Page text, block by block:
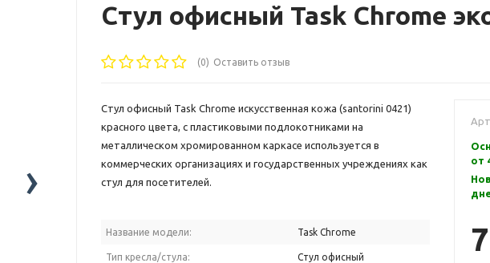
›
Стул офисный Task Chrome
(0) Оставить отзыв
Стул офисный Task Chrome искусственная кожа (santorini 0421)
красного цвета, с пластиковыми подлокотниками на
металлическом хромированном каркасе используется в
коммерческих организациях и государственных учреждениях как
стул для посетителей.
Название модели: Task Chrome
Тип кресла/стула: Стул офисный
от